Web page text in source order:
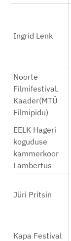
Ingrid Lenk
Noorte
Filmifestival.
Kaader(MTÜ
Filmipidu)
EELK Hageri
koguduse
kammerkoor
Lambertus
Jüri Pritsin
Kapa Festival